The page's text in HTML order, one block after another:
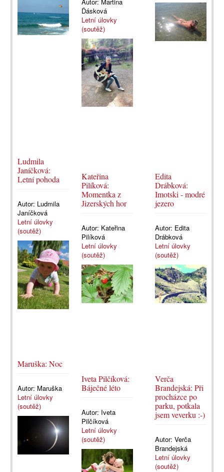
Ďásková
Letní úlovky
(soutěž)
Ludmila
Janíčková:
Letní pohoda
Autor: Ludmila
Janíčková
Letní úlovky
(soutěž)
Kateřina
Pilíková:
Momentka z
Jizerských hor
Autor: Kateřina
Pilíková
Letní úlovky
(soutěž)
Edita
Drábková:
Imotski - modré
jezero
Autor: Edita
Drábková
Letní úlovky
(soutěž)
Maruška: Noc
Autor: Maruška
Letní úlovky
(soutěž)
Iveta Pilčíková:
Báječné léto
Autor: Iveta
Pilčíková
Letní úlovky
(soutěž)
Verča
Brandejská: Při
procházce po
parku, potkala
jsem veverku :-)
Autor:Verča
Brandejská
Letní úlovky
(soutěž)